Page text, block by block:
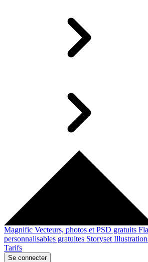
Magnific Vecteurs, photos et PSD gratuits
personnalisables gratuites Storyset
Tarifs
Se connecter